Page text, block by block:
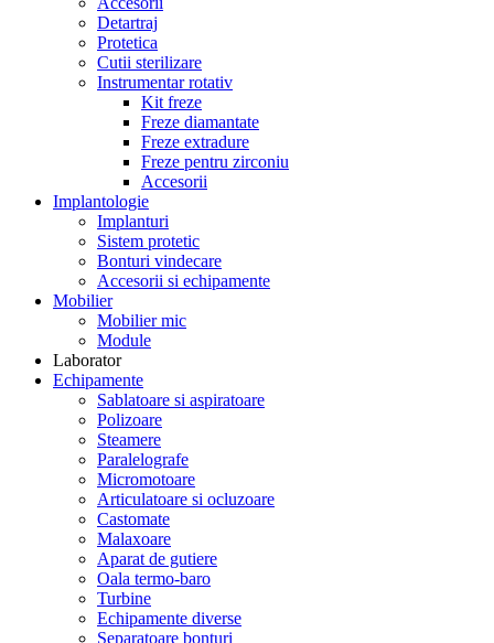
Detartraj
Protetica
Cutii sterilizare
Instrumentar rotativ
Kit freze
Freze diamantate
Freze extradure
Freze pentru zirconiu
Accesorii
Implantologie
Implanturi
Sistem protetic
Bonturi vindecare
Accesorii si echipamente
Mobilier
Mobilier mic
Module
Laborator
Echipamente
Sablatoare si aspiratoare
Polizoare
Steamere
Paralelografe
Micromotoare
Articulatoare si ocluzoare
Castomate
Malaxoare
Aparat de gutiere
Oala termo-baro
Turbine
Echipamente diverse
Separatoare bonturi